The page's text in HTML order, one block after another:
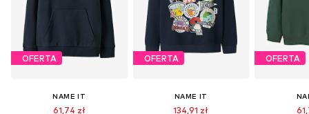
OFERTA
NAME IT
61,74 zł
OFERTA
NAME IT
134,91 zł
OFERTA